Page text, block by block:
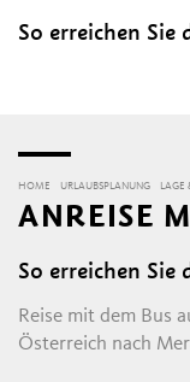
So erreichen Sie
HOME URLAUBSPLANUNG LAGE
ANREISE
So erreichen Sie
Reise mit dem Bus
Österreich nach